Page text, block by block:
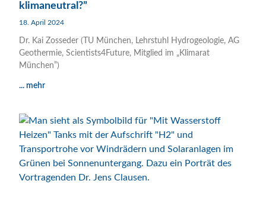
klimaneutral?”
18. April 2024
Dr. Kai Zosseder (TU München, Lehrstuhl Hydrogeologie, AG
Geothermie, Scientists4Future, Mitglied im „Klimarat
München”)
... mehr